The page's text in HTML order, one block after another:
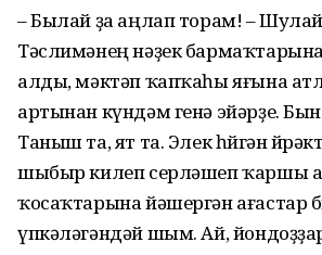
– Былай ҙа аңлап торам! –
Тәслимәнең нәҙек
алды, мәктәп ҡапҡаһы яғына
артынан күндәм генә эйәрҙе.
Таныш та, ят та. Элек һөйгән
шыбыр килеп серләшеп ҡаршы
ҡосаҡтарына йәшергән ағастар
үпкәләгәндәй шым. Ай,